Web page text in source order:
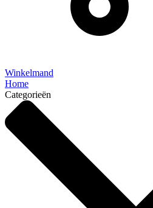
Winkelmand
Home
Categorieën